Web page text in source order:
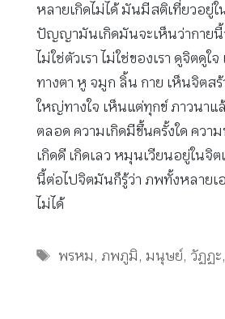
หลายเกิดไม่ได้ มันมีสติเที่ยวอยู่ใ
ปัญญามันเกิดมันจะเห็นว่ากายนี้
ไม่ใช่ตัวเรา ไม่ใช่ของเรา ดูจิตดูใ
ทางตา หู จมูก ลิ้น กาย เห็นจิตส
ใหญ่ทางใจ เห็นแต่ทุกข์ ภาวนาแ
ตลอด ความเกิดมีขึ้นครั้งใด คว
เกิดดี เกิดเลว หมุนเวียนอยู่ในจิต
นี้ต่อไปจิตมันก็รู้ว่า ภพทั้งหลายเ
ไม่ได้
Tags
พรหม, ภพภูมิ, มนุษย์, วัฏฏะ,